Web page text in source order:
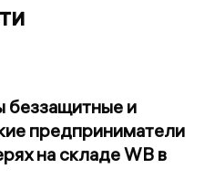
беззащитные и
предприниматели
на складе WB в